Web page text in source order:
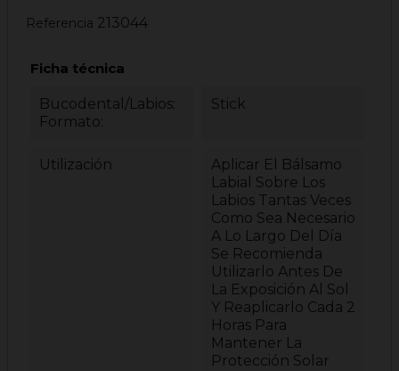
Referencia 213044
Ficha técnica
Bucodental/Labios:
Formato:
Stick
Utilización
Aplicar El Bálsamo
Labial Sobre Los
Labios Tantas Veces
Como Sea Necesario
A Lo Largo Del Día
Se Recomienda
Utilizarlo Antes De
La Exposición Al Sol
Y Reaplicarlo Cada 2
Horas Para
Mantener La
Protección Solar